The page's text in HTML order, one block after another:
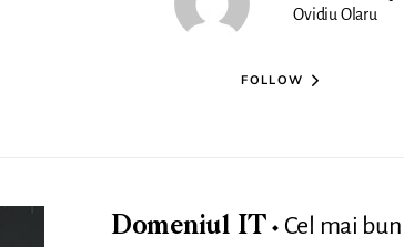
Ovidiu Olaru
FOLLOW
Domeniul IT
Cel mai bun